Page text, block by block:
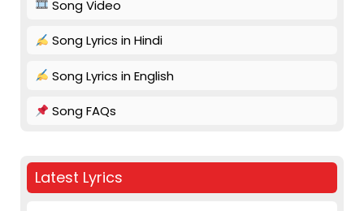
Song Video
Song Lyrics in Hindi
Song Lyrics in English
Song FAQs
Latest Lyrics